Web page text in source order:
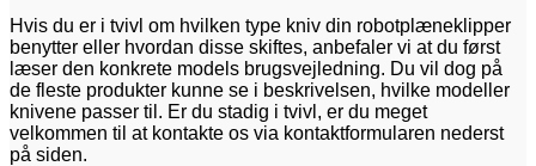
Hvis du er i tvivl om hvilken type kniv din robotplæneklipper
benytter eller hvordan disse skiftes, anbefaler vi at du først
læser den konkrete models brugsvejledning. Du vil dog på
de fleste produkter kunne se i beskrivelsen, hvilke modeller
knivene passer til. Er du stadig i tvivl, er du meget
velkommen til at kontakte os via kontaktformularen nederst
på siden.